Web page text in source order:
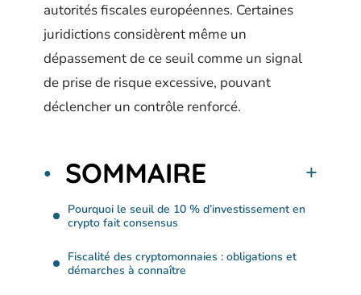
autorités fiscales européennes. Certaines
juridictions considèrent même un
dépassement de ce seuil comme un signal
de prise de risque excessive, pouvant
déclencher un contrôle renforcé.
SOMMAIRE
Pourquoi le seuil de 10 % d’investissement en
crypto fait consensus
Fiscalité des cryptomonnaies : obligations et
démarches à connaître